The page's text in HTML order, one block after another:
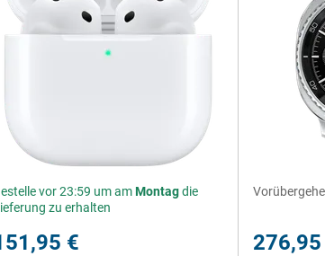
vor 23:59 um amMontagdie
zu erhalten
€ 276,95